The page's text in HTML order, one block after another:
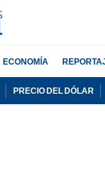
ECONOMÍA
PRECIO DEL DÓLAR